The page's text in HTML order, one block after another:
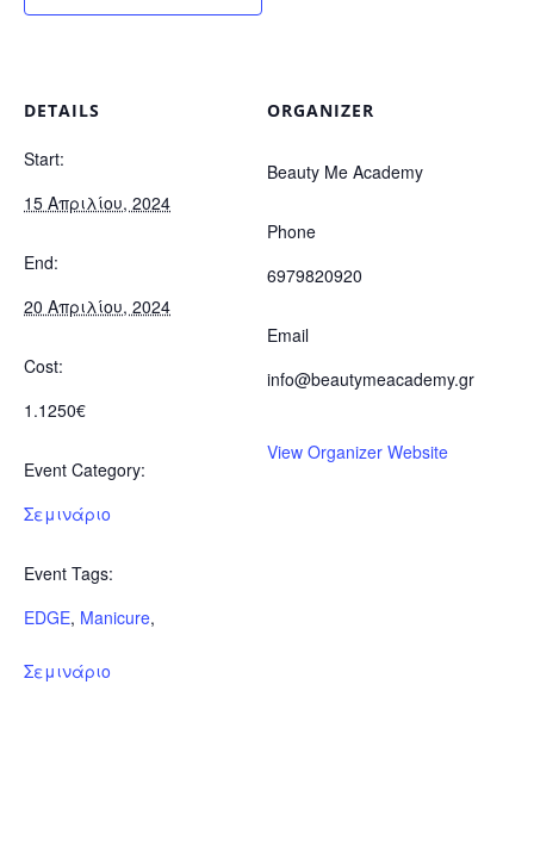
DETAILS
Start:
15 Απριλίου, 2024
End:
20 Απριλίου, 2024
Cost:
1.1250€
Event Category:
Σεμινάριο
Event Tags:
EDGE, Manicure,
Σεμινάριο
ORGANIZER
Beauty Me Academy
Phone
6979820920
Email
info@beautymeacademy.gr
View Organizer Website